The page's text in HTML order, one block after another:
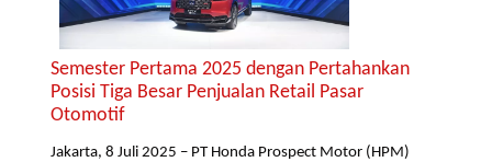
Semester Pertama 2025 dengan Pertahankan
Posisi Tiga Besar Penjualan Retail Pasar
Otomotif
Jakarta, 8 Juli 2025 – PT Honda Prospect Motor (HPM)